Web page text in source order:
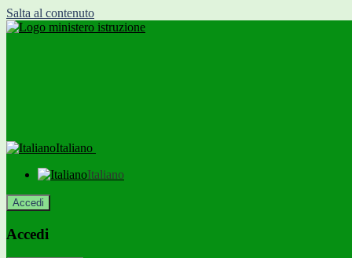
Salta al contenuto
Italiano
Italiano
Accedi
Accedi